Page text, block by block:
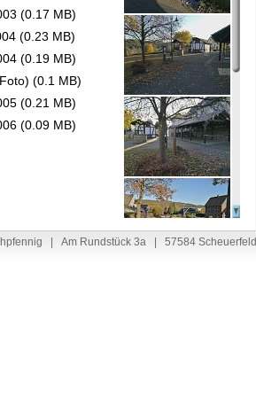
(0.17 MB)
(0.23 MB)
(0.19 MB)
(0.1 MB)
(0.21 MB)
(0.09 MB)
| Am Rundstück 3a | 57584 Scheuerfeld